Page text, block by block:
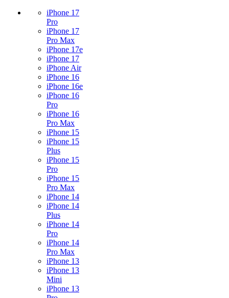
iPhone 17
Pro
iPhone 17
Pro Max
iPhone 17e
iPhone 17
iPhone Air
iPhone 16
iPhone 16e
iPhone 16
Pro
iPhone 16
Pro Max
iPhone 15
iPhone 15
Plus
iPhone 15
Pro
iPhone 15
Pro Max
iPhone 14
iPhone 14
Plus
iPhone 14
Pro
iPhone 14
Pro Max
iPhone 13
iPhone 13
Mini
iPhone 13